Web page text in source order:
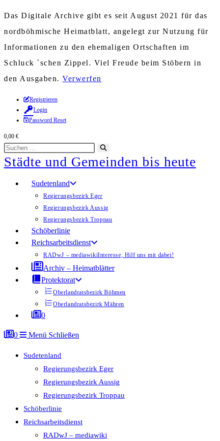
Das Digitale Archive gibt es seit August 2021 für das
nordböhmische Heimatblatt, angelegt zur Nutzung für
Informationen zu den ehemaligen Ortschaften im
Schluck `schen Zippel. Viel Freude beim Stöbern in
den Ausgaben. Verwerfen
Zum
Inhalt
springen
Registrieren
Login
Password Reset
0,00 €
Diese
Website
durchsuchen
starten
Städte und Gemeinden bis heute
Sudetenland
Regierungsbezirk Eger
Regierungsbezirk Aussig
Regierungsbezirk Troppau
Schöberlinie
Reichsarbeitsdienst
RADwJ – mediawikiInteresse, Hilf uns mit dabei!
Archiv – Heimatblätter
Protektorat
Oberlandratsbezirk Böhmen
Oberlandratsbezirk Mähren
0
0 Menü Schließen
Sudetenland
Regierungsbezirk Eger
Regierungsbezirk Aussig
Regierungsbezirk Troppau
Schöberlinie
Reichsarbeitsdienst
RADwJ – mediawiki